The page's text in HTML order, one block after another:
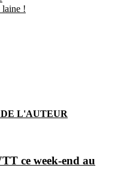
laine !
L'AUTEUR
ce week-end au